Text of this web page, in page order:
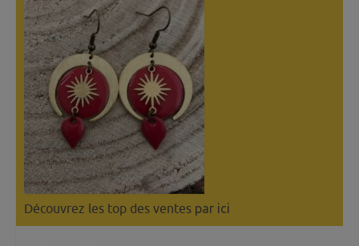
Découvrez les top des ventes par ici